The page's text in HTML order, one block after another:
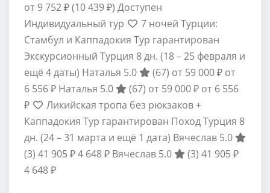
от 9 752 ₽(10 439 ₽) Доступен
Индивидуальный тур
7 ночей Турции:
Стамбул и Каппадокия Тур гарантирован
Экскурсионный Турция 8 дн. (18 – 25 февраля и
ещё 4 даты) Наталья 5.0 (67) от 59 000 ₽ от
6 556 ₽ Наталья 5.0 (67) от 59 000 ₽ от 6 556
₽
Ликийская тропа без рюкзаков +
Каппадокия Тур гарантирован Поход Турция 8
дн. (24 – 31 марта и ещё 1 дата) Вячеслав 5.0
(3) 41 905 ₽4 648 ₽ Вячеслав 5.0 (3) 41 905 ₽
4 648 ₽